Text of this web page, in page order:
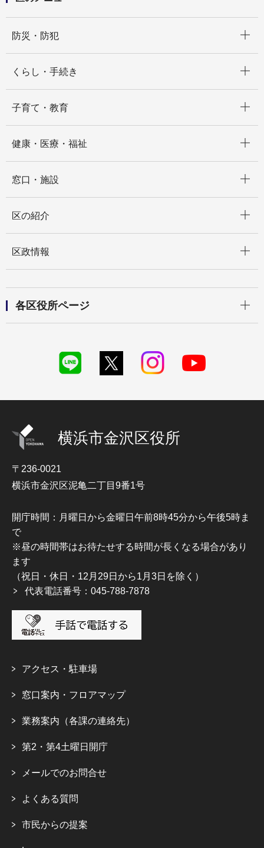
防災・防犯
くらし・手続き
子育て・教育
健康・医療・福祉
窓口・施設
区の紹介
区政情報
各区役所ページ
横浜市金沢区役所
〒236-0021
横浜市金沢区泥亀二丁目9番1号
開庁時間：月曜日から金曜日午前8時45分から午後5時ま
で
※昼の時間帯はお待たせする時間が長くなる場合があり
ます
（祝日・休日・12月29日から1月3日を除く）
代表電話番号：045-788-7878
アクセス・駐車場
窓口案内・フロアマップ
業務案内（各課の連絡先）
第2・第4土曜日開庁
メールでのお問合せ
よくある質問
市民からの提案